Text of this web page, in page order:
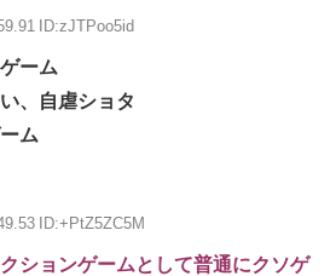
ID:zJTPoo5id
ーム
、自虐ショタ
ム
ID:+PtZ5ZC5M
ションゲームとして普通にクソゲ